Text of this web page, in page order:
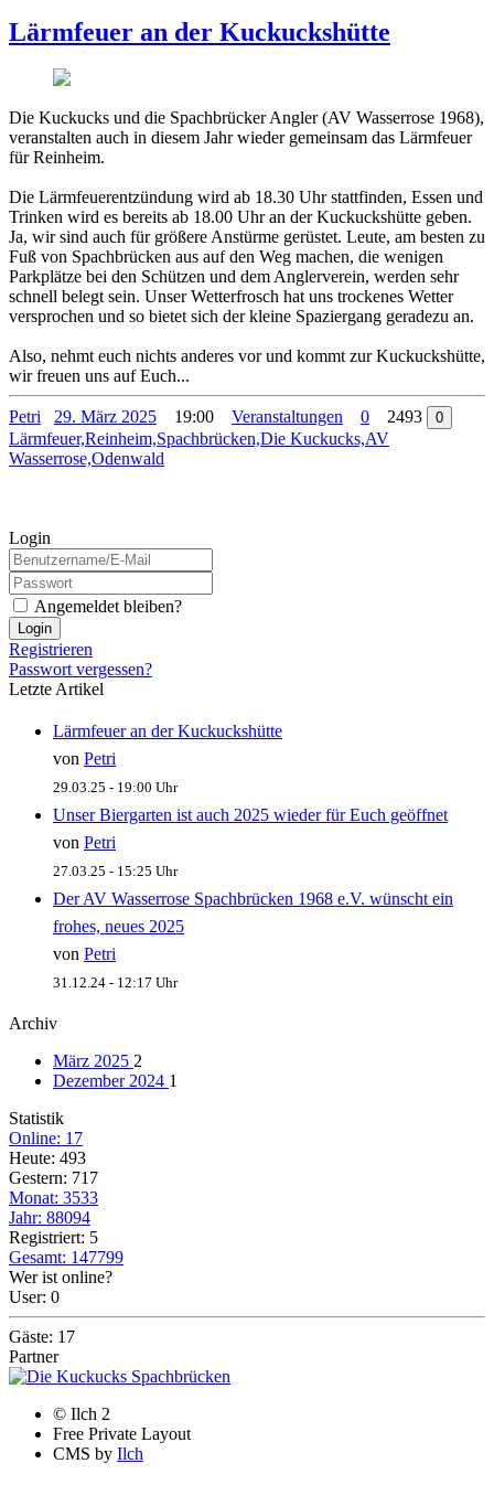
Lärmfeuer an der Kuckuckshütte
Die Kuckucks und die Spachbrücker Angler (AV Wasserrose 1968),
veranstalten auch in diesem Jahr wieder gemeinsam das Lärmfeuer
für Reinheim.
Die Lärmfeuerentzündung wird ab 18.30 Uhr stattfinden, Essen und
Trinken wird es bereits ab 18.00 Uhr an der Kuckuckshütte geben.
Ja, wir sind auch für größere Anstürme gerüstet. Leute, am besten zu
Fuß von Spachbrücken aus auf den Weg machen, die wenigen
Parkplätze bei den Schützen und dem Anglerverein, werden sehr
schnell belegt sein. Unser Wetterfrosch hat uns trockenes Wetter
versprochen und so bietet sich der kleine Spaziergang geradezu an.
Also, nehmt euch nichts anderes vor und kommt zur Kuckuckshütte,
wir freuen uns auf Euch...
Petri 29. März 2025 19:00 Veranstaltungen 0 2493 0
Lärmfeuer,Reinheim,Spachbrücken,Die Kuckucks,AV
Wasserrose,Odenwald
Login
Angemeldet bleiben?
Login
Registrieren
Passwort vergessen?
Letzte Artikel
Lärmfeuer an der Kuckuckshütte
von Petri
29.03.25 - 19:00 Uhr
Unser Biergarten ist auch 2025 wieder für Euch geöffnet
von Petri
27.03.25 - 15:25 Uhr
Der AV Wasserrose Spachbrücken 1968 e.V. wünscht ein
frohes, neues 2025
von Petri
31.12.24 - 12:17 Uhr
Archiv
März 2025 2
Dezember 2024 1
Statistik
Online: 17
Heute: 493
Gestern: 717
Monat: 3533
Jahr: 88094
Registriert: 5
Gesamt: 147799
Wer ist online?
User: 0
Gäste: 17
Partner
© Ilch 2
Free Private Layout
CMS by Ilch